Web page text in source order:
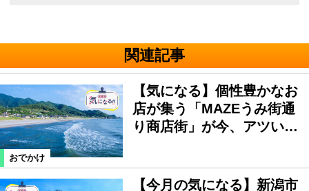
関連記事
おでかけ
【気になる】個性豊かなお
店が集う「MAZEうみ街通
り商店街」が今、アツい…
【今月の気になる】新潟市